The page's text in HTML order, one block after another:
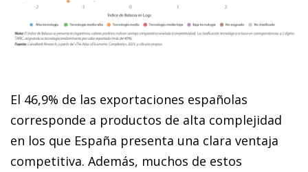
El 46,9% de las exportaciones españolas
corresponde a productos de alta complejidad
en los que España presenta una clara ventaja
competitiva. Además, muchos de estos